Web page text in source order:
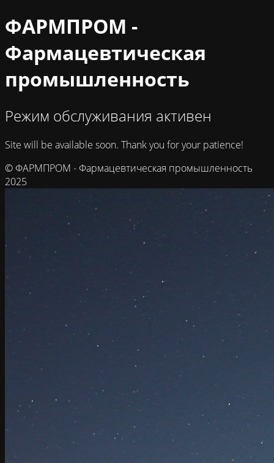
ФАРМПРОМ -
Фармацевтическая
промышленность
Режим обслуживания активен
Site will be available soon. Thank you for your patience!
© ФАРМПРОМ - Фармацевтическая промышленность
2025